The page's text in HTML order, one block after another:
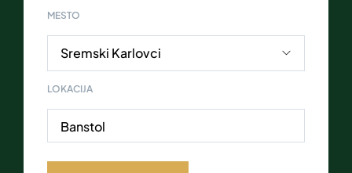
MESTO
LOKACIJA
Banstol